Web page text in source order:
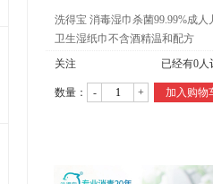
洗得宝 消毒湿巾杀菌99.99%成人
卫生湿纸巾不含酒精温和配方
关注
已经有0人
数量： - + 加入购物